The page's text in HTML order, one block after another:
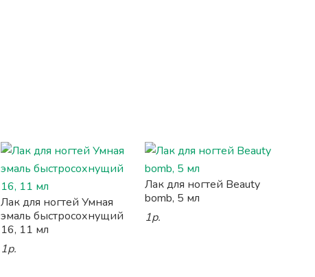
Лак для ногтей Умная
эмаль быстросохнущий
16, 11 мл
1р.
Лак для ногтей Beauty
bomb, 5 мл
1р.